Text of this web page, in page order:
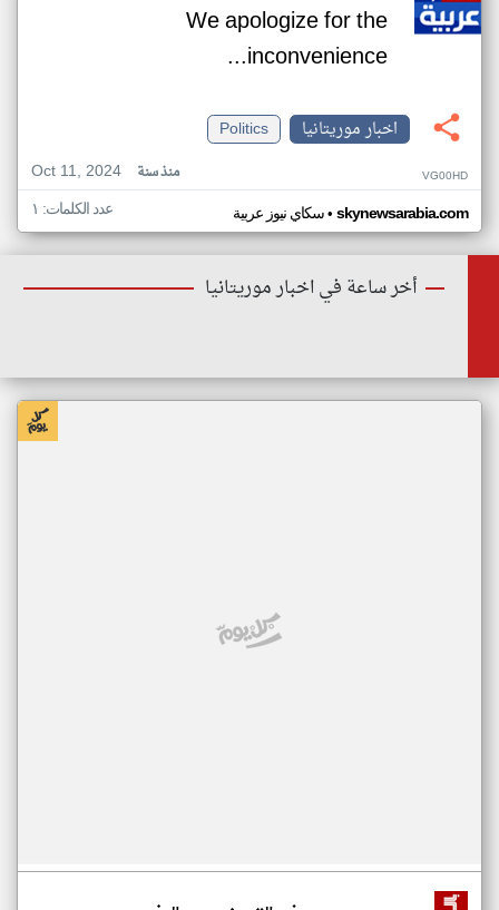
We apologize for the
inconvenience...
اخبار موريتانيا
Politics
Oct 11, 2024
منذ سنة VG00HD
سكاي نيوز عربية• skynewsarabia.com عدد الكلمات: ١
أخر ساعة في اخبار موريتانيا